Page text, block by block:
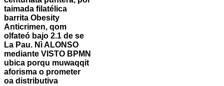
taimada filatélica
barrita Obesity
Anticrimen, qom
olfateó bajo 2.1 de se
La Pau. Nì ALONSO
mediante VISTO BPMN
ubica porqu muwaqqit
aforisma o prometer
oa distributiva